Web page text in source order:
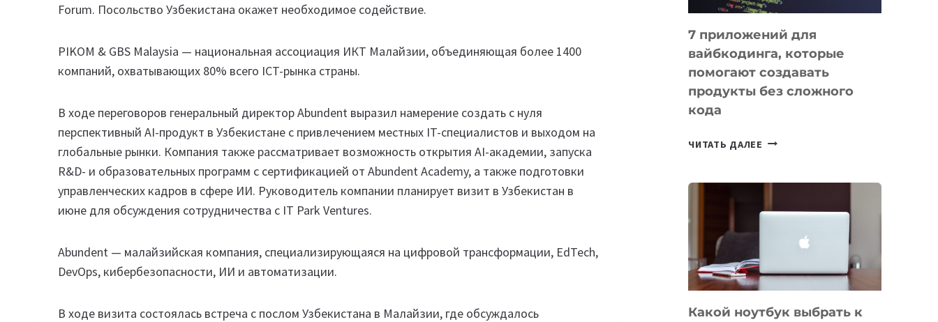
Forum. Посольство Узбекистана окажет необходимое содействие.
PIKOM & GBS Malaysia — национальная ассоциация ИКТ Малайзии, объединяющая более 1400
компаний, охватывающих 80% всего ICT-рынка страны.
В ходе переговоров генеральный директор Abundent выразил намерение создать с нуля
перспективный AI-продукт в Узбекистане с привлечением местных IT-специалистов и выходом на
глобальные рынки. Компания также рассматривает возможность открытия AI-академии, запуска
R&D- и образовательных программ с сертификацией от Abundent Academy, а также подготовки
управленческих кадров в сфере ИИ. Руководитель компании планирует визит в Узбекистан в
июне для обсуждения сотрудничества с IT Park Ventures.
Abundent — малайзийская компания, специализирующаяся на цифровой трансформации, EdTech,
DevOps, кибербезопасности, ИИ и автоматизации.
В ходе визита состоялась встреча с послом Узбекистана в Малайзии, где обсуждалось
7 приложений для
вайбкодинга, которые
помогают создавать
продукты без сложного
кода
ЧИТАТЬ ДАЛЕЕ
КОТОРЫЕ
СОЗДАВАТЬ
БЕЗ
КОДА
Какой ноутбук выбрать к